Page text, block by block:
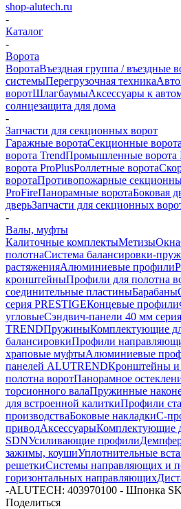
shop-alutech.ru
-
Каталог
-
Ворота
ВоротаВъездная группа / въездные
системыПерегрузочная техника
воротШлагбаумыАксессуары к
солнцезащита для дома
-
Запчасти для секционных ворот
Гаражные воротаСекционные
ворота TrendПромышленные ворота
ворота ProPlusРоллетные ворота
воротаПротивопожарные
ProFireПанорамные воротаБоковая
дверьЗапчасти для секционных
-
Валы, муфты
Калиточные комплектыМетизыОкна
полотнаСистема балансировки-
растяженияАлюминиевые профили
кронштейныПрофили для полотна
соединительные пластиныБарабаны
серия PRESTIGEКонцевые профили
угловыеСэндвич-панели 40 мм серия
TRENDПружиныКомплектующие
балансировкиПрофили
храповые муфтыАлюминиевые
панелей ALUTRENDКронштейны и
полотна воротПанорамное
торсионного валаПружинные
для встроенной калиткиПрофили
производстваБоковые накладкиС-
приводАксессуарыКомплектующие
SDNУсиливающие профили
зажимы, коушиУплотнительные
решеткиСистемы направляющих и
горизонтальных направляющих
-ALUTECH: 403970100 - Шпонка
Поделиться